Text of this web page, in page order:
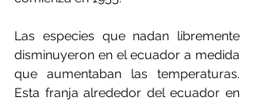
Las especies que nadan libremente
disminuyeron en el ecuador a medida
que aumentaban las temperaturas.
Esta franja alrededor del ecuador en